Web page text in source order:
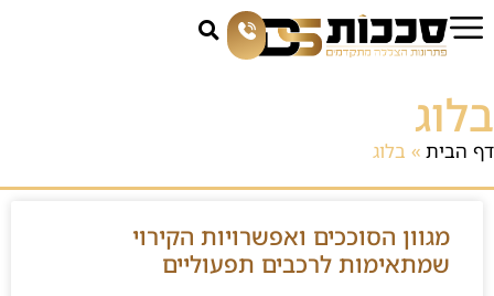
בלוג
דף הבית » בלוג
מגוון הסוככים ואפשרויות הקירוי
שמתאימות לרכבים תפעוליים